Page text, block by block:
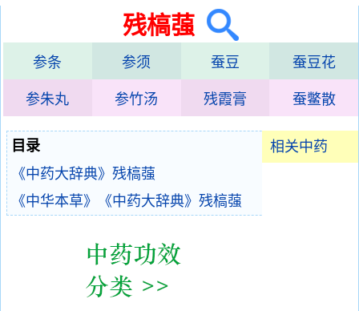
残槁蔃
参条 参须 蚕豆 蚕豆花
参朱丸 参竹汤 残霞膏 蚕鳖散
相关中药
目录
《中药大辞典》残槁蔃
《中华本草》《中药大辞典》残槁蔃